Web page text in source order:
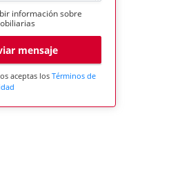
información sobre
mensaje
aceptas los Términos de